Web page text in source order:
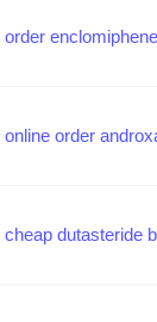
order
online order
cheap dutasteride